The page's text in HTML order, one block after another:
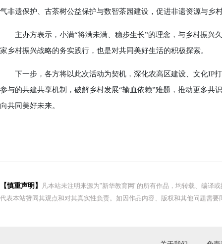
气非遗保护、古茶树公益保护与数智茶园建设，促进非遗资源与乡
主办方表示，小满“将满未满、稳步生长”的理念，与乡村振兴
家乡村振兴战略的务实践行，也是对共同美好生活的积极探索。
下一步，各方将以此次活动为契机，深化农高区建设、文化IP
参与的共建共享机制，破解乡村发展“输血依赖”难题，推动更多共
向共同美好未来。
【慎重声明】
凡本站未注明来源为"新华教育网"的所有作品，均转载、编译
代表本站赞同其观点和对其真实性负责。如因作品内容、版权和其他问题需